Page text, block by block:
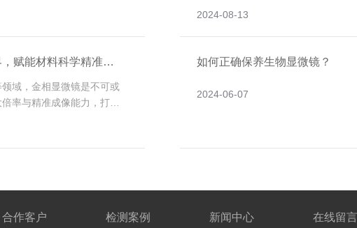
2024-08-13
赋能材料科学精准发
域，金相显微镜是不可或
率与精准成像能力，打破
相显微镜不仅是材料研究
如何正确保养生物显微镜？
2024-06-07
合作客户 检测案例 新闻中心 在线留言